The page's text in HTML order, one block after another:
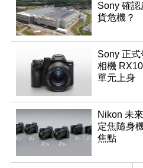
Sony 確
貨危機？
Sony 正
相機
單元上身
Nikon 未
定焦隨身
焦點